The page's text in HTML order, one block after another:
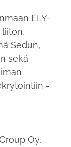
ELY-
liiton,
Sedun,
sekä
-
Oy,